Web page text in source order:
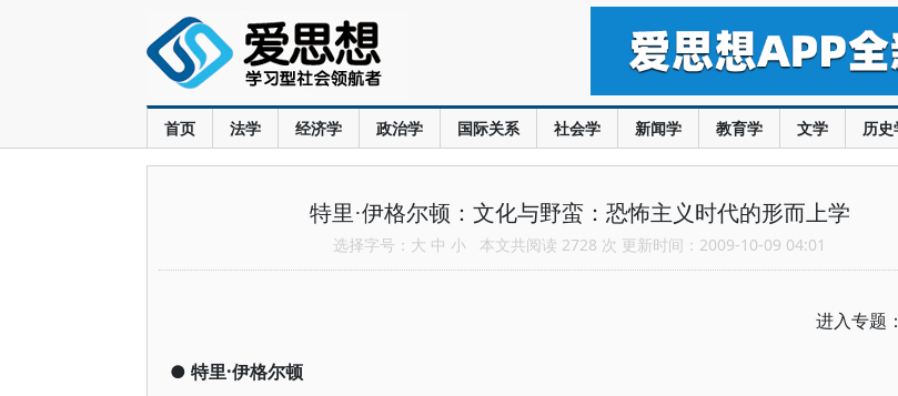
首页 法学 经济学 政治学 国际关系 社会学 新闻学 教育学 文学 历史
特里·伊格尔顿：文化与野蛮：恐怖主义时代的形而上学
选择字号： 大 中 小 本文共阅读 2728 次 更新时间：2009-10-09 04:01
进入专题：
● 特里·伊格尔顿